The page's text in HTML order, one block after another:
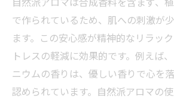
で作られているため、肌への刺激が
ます。この安心感が精神的なリラッ
トレスの軽減に効果的です。例えば
ニウムの香りは、優しい香りで心を
認められています。自然派アロマの